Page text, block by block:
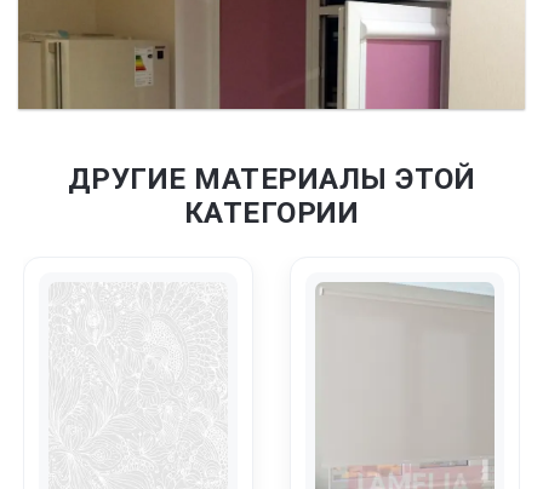
ДРУГИЕ МАТЕРИАЛЫ ЭТОЙ
КАТЕГОРИИ